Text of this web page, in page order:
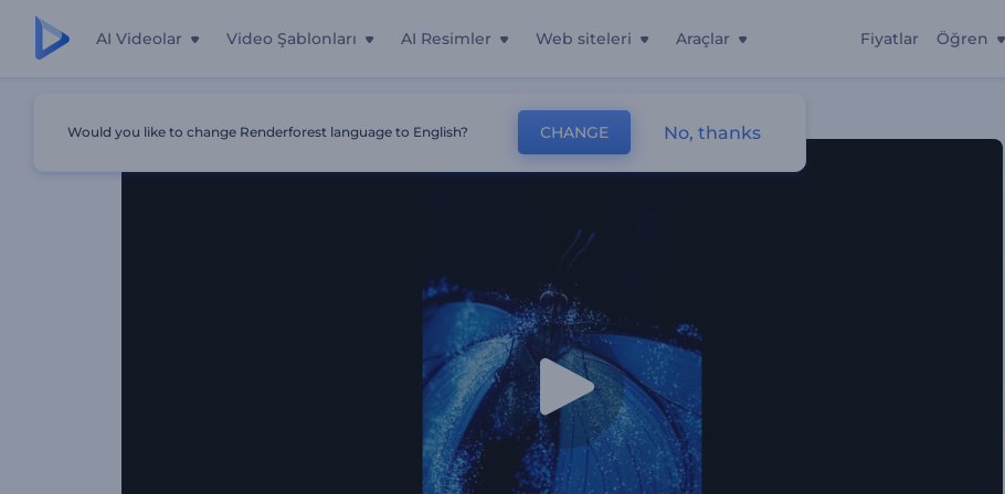
AI Videolar Video Şablonları AI Resimler Web siteleri Araçlar Fiyatlar Öğren
Would you like to change Renderforest language to English? CHANGE No, thanks